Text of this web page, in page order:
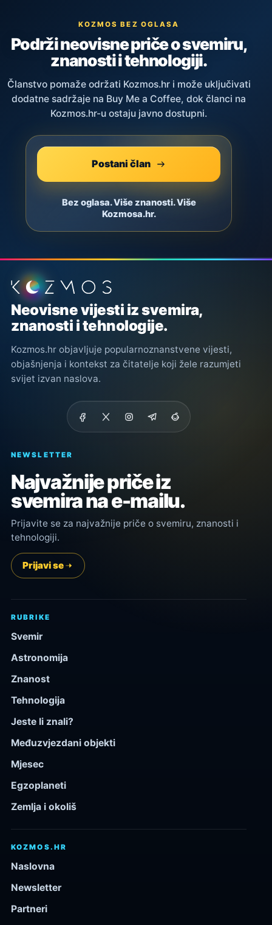
KOZMOS BEZ OGLASA
Podrži neovisne priče o svemiru,
znanosti i tehnologiji.
Članstvo pomaže održati Kozmos.hr i može uključivati
dodatne sadržaje na Buy Me a Coffee, dok članci na
Kozmos.hr-u ostaju javno dostupni.
Postani član
Bez oglasa. Više znanosti. Više
Kozmosa.hr.
Podnožje stranice
Neovisne vijesti iz svemira,
znanosti i tehnologije.
Kozmos.hr objavljuje popularnoznanstvene vijesti,
objašnjenja i kontekst za čitatelje koji žele razumjeti
svijet izvan naslova.
NEWSLETTER
Najvažnije priče iz
svemira na e-mailu.
Prijavite se za najvažnije priče o svemiru, znanosti i
tehnologiji.
Prijavi se
RUBRIKE
Svemir
Astronomija
Znanost
Tehnologija
Jeste li znali?
Međuzvjezdani objekti
Mjesec
Egzoplaneti
Zemlja i okoliš
KOZMOS.HR
Naslovna
Newsletter
Partneri